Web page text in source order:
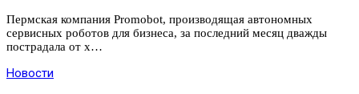
Пермская компания Promobot, производящая автономных
сервисных роботов для бизнеса, за последний месяц дважды
пострадала от х…
Новости